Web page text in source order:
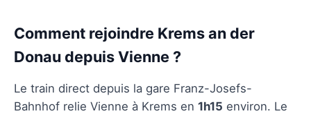
Comment rejoindre Krems an der
Donau depuis Vienne ?
Le train direct depuis la gare Franz-Josefs-
Bahnhof relie Vienne à Krems en 1h15 environ. Le